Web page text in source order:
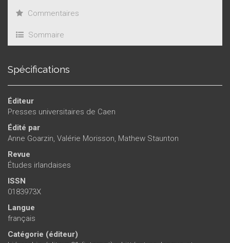
Commentaires
Sommaire
Spécifications
Éditeur
Presses universitaires de Caen
Édité par
Anne Goarzin, Valérie Morisson, Mathew Staunton
Revue
Études irlandaises
ISSN
0183973X
Langue
français
Catégorie (éditeur)